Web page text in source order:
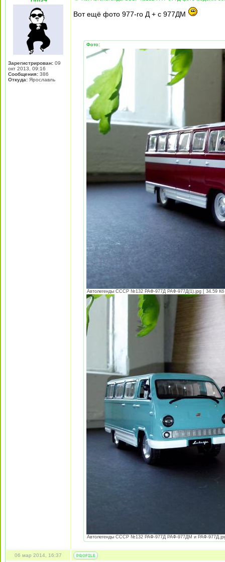
Зарегистрирован: 09
окт 2013, 09:16
Сообщения: 386
Откуда: Ярославль
Вот ещё фото 977-го Д + с 977ДМ
Фото:
Автолегенды СССР №132 РАФ-977Д РАФ-977Д(1).jpg [ 34.59 Кб
Автолегенды СССР №132 РАФ-977Д РАФ-977ДМ и РАФ-
06 мар 2014, 16:37